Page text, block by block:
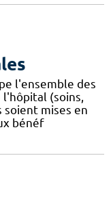
l'ensemble des
l'hôpital (soins,
mises en
bénéf